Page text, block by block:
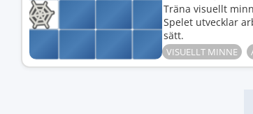
Träna visuellt
Spelet utvecklar
sätt.
VISUELLT MINNE